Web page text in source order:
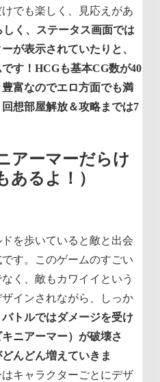
でも楽しく、見応えがあ
く、ステータス画面では
が表示されていたりと、
す！HCGも基本CG数が40
富なのでエロ方面でも満
想部屋解放＆攻略までは7
ーマーだらけ
あるよ！）
を歩いていると敵と出会
す。このゲームのすごい
く、敵もカワイイという
インされながら、しっか
バトルではダメージを受け
ニアーマー）が破壊さ
んどん増えていきま
キャラクターごとにデザ